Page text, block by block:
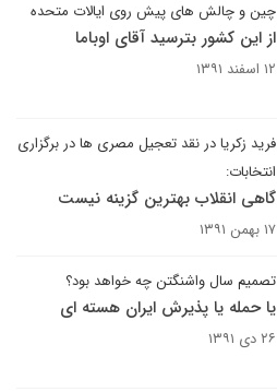
چین و چالش های پیش روی ایالات متحده
از این کشور بترسید آقای اوباما
۱۲ اسفند ۱۳۹۱
فرید زکریا در نقد تعجیل مصری ها در برگزاری
انتخابات:
گاهی انقلاب بهترین گزینه نیست
۱۷ بهمن ۱۳۹۱
تصمیم سال واشنگتن چه خواهد بود؟
یا حمله یا پذیرش ایران هسته ای
۲۶ دی ۱۳۹۱